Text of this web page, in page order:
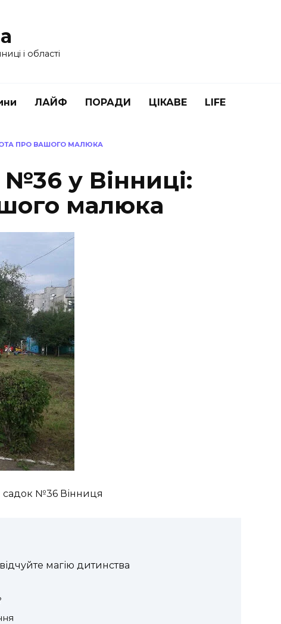
і області
ЛАЙФ ПОРАДИ ЦІКАВЕ LIFE
ПРО ВАШОГО МАЛЮКА
у Вінниці:
малюка
магію дитинства